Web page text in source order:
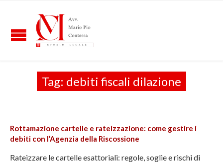
Tag: debiti fiscali dilazione
Rottamazione cartelle e rateizzazione: come gestire i
debiti con l’Agenzia della Riscossione
Rateizzare le cartelle esattoriali: regole, soglie e rischi di